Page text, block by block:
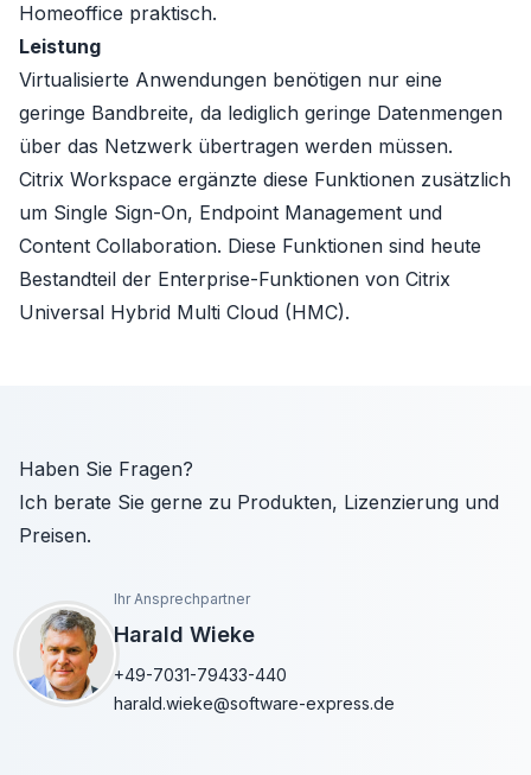
Homeoffice praktisch.
Leistung
Virtualisierte Anwendungen benötigen nur eine
geringe Bandbreite, da lediglich geringe Datenmengen
über das Netzwerk übertragen werden müssen.
Citrix Workspace ergänzte diese Funktionen zusätzlich
um Single Sign-On, Endpoint Management und
Content Collaboration. Diese Funktionen sind heute
Bestandteil der Enterprise-Funktionen von Citrix
Universal Hybrid Multi Cloud (HMC).
Haben Sie Fragen?
Ich berate Sie gerne zu Produkten, Lizenzierung und
Preisen.
Ihr Ansprechpartner
Harald Wieke
+49-7031-79433-440
harald.wieke@software-express.de